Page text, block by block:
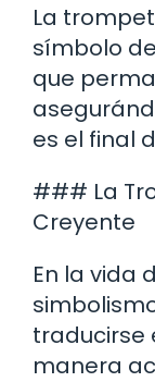
La
símbolo
que
es el final
### La
Creyente
En la vida
traducirse
manera